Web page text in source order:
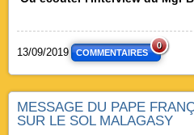
13/09/2019 COMMENTAIRES
0
MESSAGE DU PAPE
SUR LE SOL MALAGASY